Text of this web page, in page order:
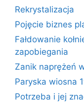
Rekrystalizacja
Pojęcie biznes
Fałdowanie
zapobiegania
Zanik naprężeń
Paryska wiosna
Potrzeba i jej